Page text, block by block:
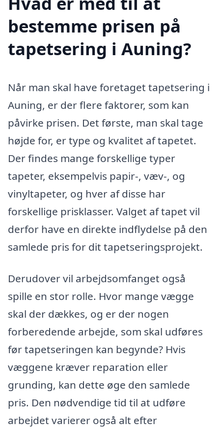
bestemme prisen på
tapetsering i Auning?
Når man skal have foretaget tapetsering i
Auning, er der flere faktorer, som kan
påvirke prisen. Det første, man skal tage
højde for, er type og kvalitet af tapetet.
Der findes mange forskellige typer
tapeter, eksempelvis papir-, væv-, og
vinyltapeter, og hver af disse har
forskellige prisklasser. Valget af tapet vil
derfor have en direkte indflydelse på den
samlede pris for dit tapetseringsprojekt.
Derudover vil arbejdsomfanget også
spille en stor rolle. Hvor mange vægge
skal der dækkes, og er der nogen
forberedende arbejde, som skal udføres
før tapetseringen kan begynde? Hvis
væggene kræver reparation eller
grunding, kan dette øge den samlede
pris. Den nødvendige tid til at udføre
arbejdet varierer også alt efter